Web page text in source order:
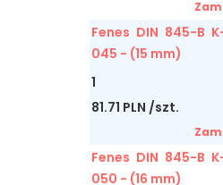
Fenes DIN 845-B
045 - (15 mm)
1
81.71 PLN /szt.
Fenes DIN 845-B
050 - (16 mm)